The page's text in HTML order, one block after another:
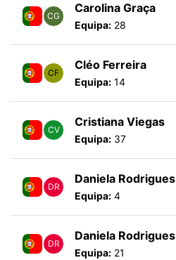
CG
Carolina Graça
Equipa: 28
CF
Cléo Ferreira
Equipa: 14
CV
Cristiana Viegas
Equipa: 37
DR
Daniela Rodrigues
Equipa: 4
DR
Daniela Rodrigues
Equipa: 21